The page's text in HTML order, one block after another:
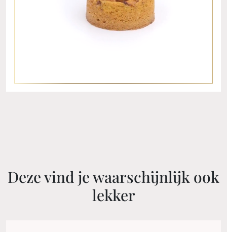
Deze vind je waarschijnlijk ook
lekker